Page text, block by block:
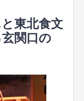
東北食文
関口の